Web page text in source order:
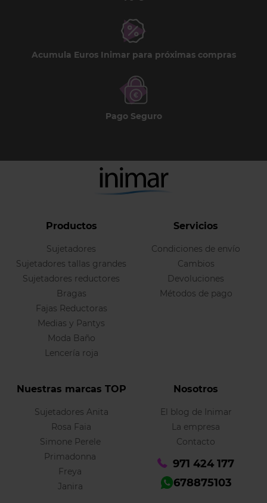
Acumula Euros Inimar para próximas compras
Pago Seguro
Productos
Sujetadores
Sujetadores tallas grandes
Sujetadores reductores
Bragas
Fajas Reductoras
Medias y Pantys
Moda Baño
Lencería roja
Servicios
Condiciones de envío
Cambios
Devoluciones
Métodos de pago
Nuestras marcas TOP
Sujetadores Anita
Rosa Faia
Simone Perele
Primadonna
Freya
Janira
Nosotros
El blog de Inimar
La empresa
Contacto
971 424 177
678875103